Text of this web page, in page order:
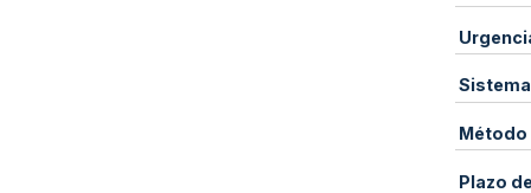
Método
Plazo